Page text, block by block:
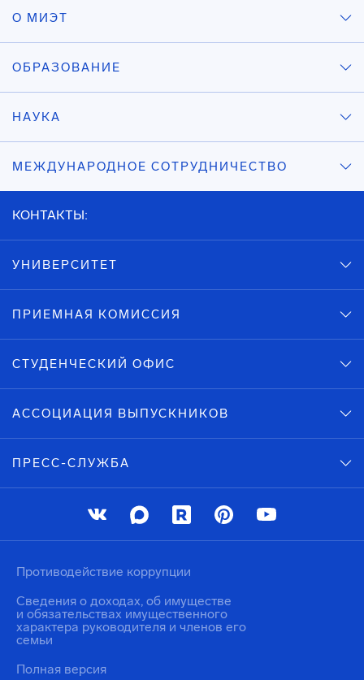
О МИЭТ
ОБРАЗОВАНИЕ
НАУКА
МЕЖДУНАРОДНОЕ СОТРУДНИЧЕСТВО
КОНТАКТЫ:
УНИВЕРСИТЕТ
ПРИЕМНАЯ КОМИССИЯ
СТУДЕНЧЕСКИЙ ОФИС
АССОЦИАЦИЯ ВЫПУСКНИКОВ
ПРЕСС-СЛУЖБА
Противодействие коррупции
Сведения о доходах, об имуществе
и обязательствах имущественного
характера руководителя и членов его
семьи
Полная версия